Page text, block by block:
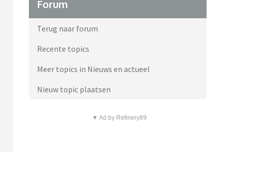
Forum
Terug naar forum
Recente topics
Meer topics in Nieuws en actueel
Nieuw topic plaatsen
▼ Ad by Refinery89